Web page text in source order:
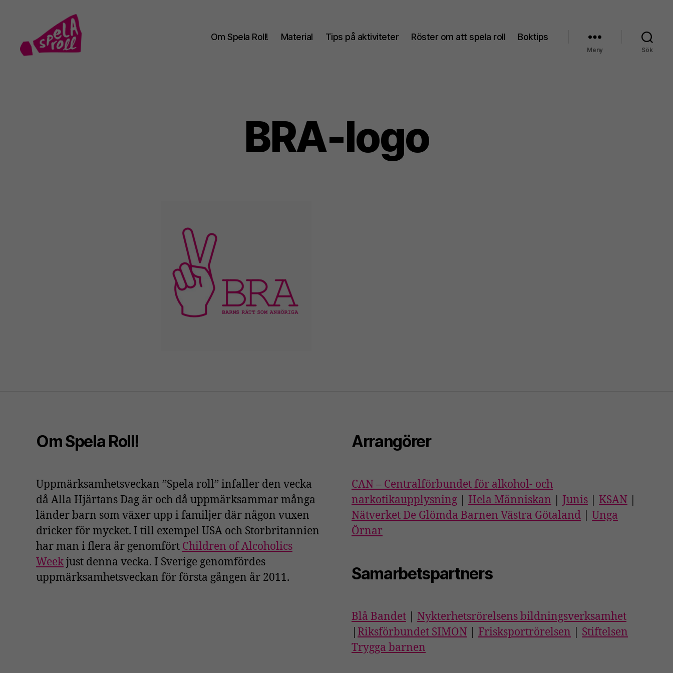
Om Spela Roll! Material Tips på aktiviteter Röster om att spela roll Boktips
Meny Sök
BRA-logo
Om Spela Roll!
Uppmärksamhetsveckan ”Spela roll” infaller den vecka
då Alla Hjärtans Dag är och då uppmärksammar många
länder barn som växer upp i familjer där någon vuxen
dricker för mycket. I till exempel USA och Storbritannien
har man i flera år genomfört Children of Alcoholics
Weekjust denna vecka. I Sverige genomfördes
uppmärksamhetsveckan för första gången år 2011.
Arrangörer
CAN – Centralförbundet för alkohol- och
narkotikaupplysning
Hela Människan Junis KSAN
Nätverket De Glömda Barnen Västra Götaland
Unga
Örnar
Samarbetspartners
Blå Bandet
Nykterhetsrörelsens bildningsverksamhet
Riksförbundet SIMON Frisksportrörelsen
Stiftelsen
Trygga barnen